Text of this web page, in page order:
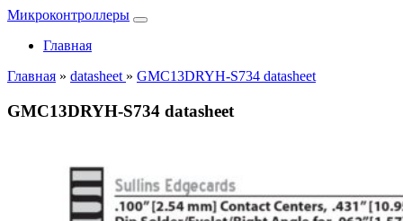
Микроконтроллеры
Главная
Главная » datasheet » GMC13DRYH-S734 datasheet
GMC13DRYH-S734 datasheet